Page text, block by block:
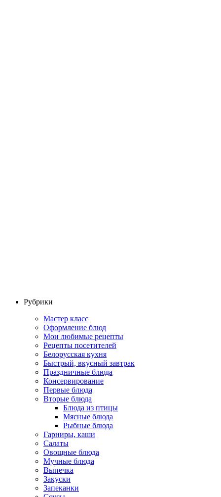
Рубрики
Мастер класс
Оформление блюд
Мои любимые рецепты
Рецепты посетителей
Белорусская кухня
Быстрый, вкусный завтрак
Праздничные блюда
Консервирование
Первые блюда
Вторые блюда
Блюда из птицы
Мясные блюда
Рыбные блюда
Гарниры, каши
Салаты
Овощные блюда
Мучные блюда
Выпечка
Закуски
Запеканки